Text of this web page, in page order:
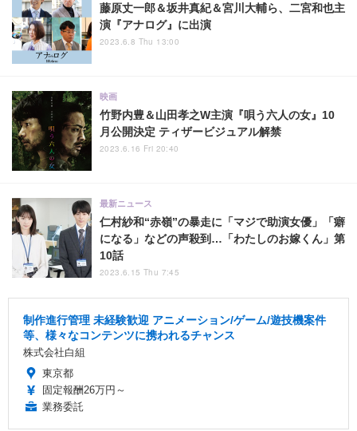
藤原丈一郎＆坂井真紀＆宮川大輔ら、二宮和也主
演『アナログ』に出演
2023.6.8 Thu 13:00
竹野内豊＆山田孝之W主演『唄う六人の女』10
月公開決定 ティザービジュアル解禁
映画
2023.6.16 Fri 20:40
仁村紗和“赤嶺”の暴走に「マジで助演女優」「癖
になる」などの声殺到…「わたしのお嫁くん」第
10話
最新ニュース
2023.6.15 Thu 7:45
制作進行管理 未経験歓迎 アニメーション/ゲーム/遊技機案件
等、様々なコンテンツに携われるチャンス
株式会社白組
東京都
固定報酬26万円～
業務委託